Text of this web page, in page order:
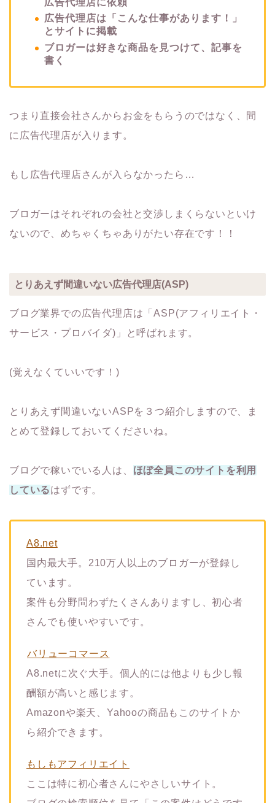
広告代理店は「こんな仕事があります！」
とサイトに掲載
ブロガーは好きな商品を見つけて、記事を
書く
つまり直接会社さんからお金をもらうのではなく、間
に広告代理店が入ります。
もし広告代理店さんが入らなかったら…
ブロガーはそれぞれの会社と交渉しまくらないといけ
ないので、めちゃくちゃありがたい存在です！！
とりあえず間違いない広告代理店(ASP)
ブログ業界での広告代理店は「ASP(アフィリエイト・
サービス・プロバイダ)」と呼ばれます。
(覚えなくていいです！)
とりあえず間違いないASPを３つ紹介しますので、ま
とめて登録しておいてくださいね。
ブログで稼いでいる人は、 ほぼ全員このサイトを利用
しているはずです。
A8.net
国内最大手。210万人以上のブロガーが登録し
ています。
案件も分野問わずたくさんありますし、初心者
さんでも使いやすいです。
バリューコマース
A8.netに次ぐ大手。個人的には他よりも少し報
酬額が高いと感じます。
Amazonや楽天、Yahooの商品もこのサイトか
ら紹介できます。
もしもアフィリエイト
ここは特に初心者さんにやさしいサイト。